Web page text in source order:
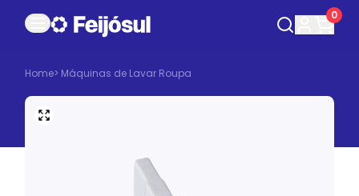
0
Home> Máquinas de Lavar Roupa